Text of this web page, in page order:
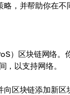
，并帮助你在不
）区块链网络。
以支持网络。
区块链添加新